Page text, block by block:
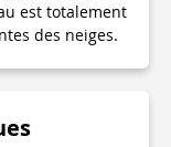
est totalement
des neiges.